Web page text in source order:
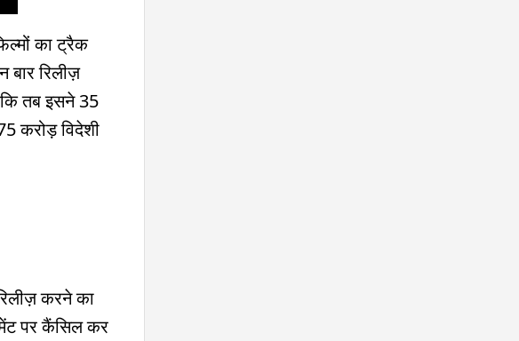
का ट्रैक
बार रिलीज़
तब इसने 35
करोड़ विदेशी
करने का
पर कैंसिल कर